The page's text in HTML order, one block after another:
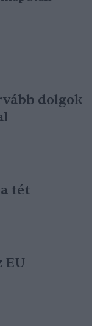
dolgok
tét
EU